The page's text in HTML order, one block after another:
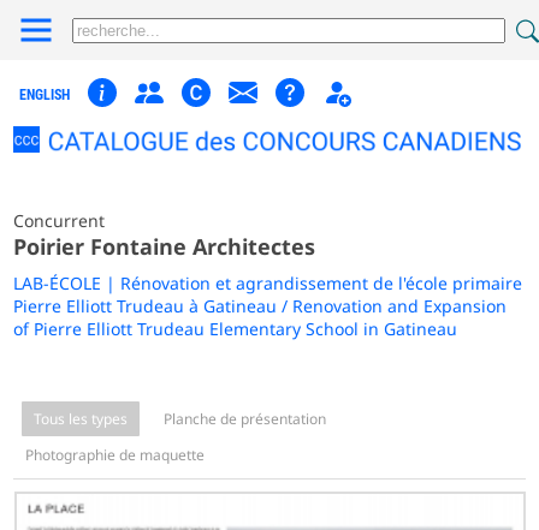
ENGLISH
Concurrent
Poirier Fontaine Architectes
LAB-ÉCOLE | Rénovation et agrandissement de l'école primaire
Pierre Elliott Trudeau à Gatineau / Renovation and Expansion
of Pierre Elliott Trudeau Elementary School in Gatineau
Tous les types
Planche de présentation
Photographie de maquette